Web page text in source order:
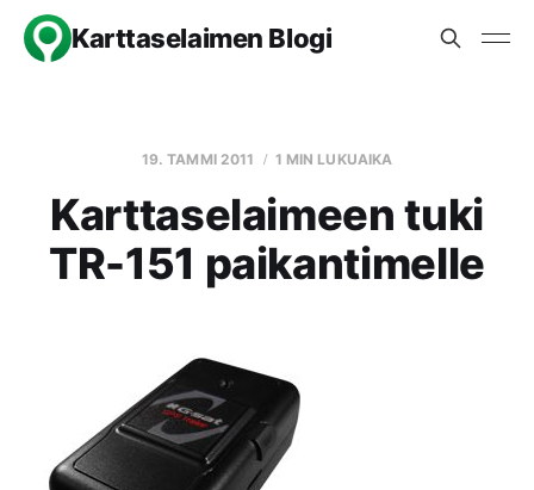
Karttaselaimen Blogi
19. TAMMI 2011 1 MIN LUKUAIKA
Karttaselaimeen tuki
TR-151 paikantimelle